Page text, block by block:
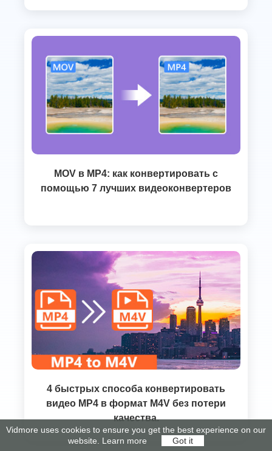
MOV в MP4: как конвертировать с
помощью 7 лучших видеоконвертеров
4 быстрых способа конвертировать
видео MP4 в формат M4V без потери
качества.
Vidmore uses cookies to ensure you get the best experience on our
website. Learn more Got it